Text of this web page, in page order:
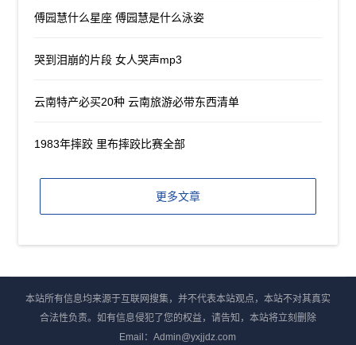
傅园慧什么星座 傅园慧是什么泳姿
哭到泪崩的片段 女人哭声mp3
云南特产必买20种 云南旅游必带东西清单
1983年摔跤 里布摔跤比赛全部
更多文章
本站所有信息均来源于互联网搜集，并不代表本站观点，本站不对其真实
合法性负责。如有信息侵犯了您的权益，请告知，本站将立刻删除
Email：Admin@yxjjdz.com